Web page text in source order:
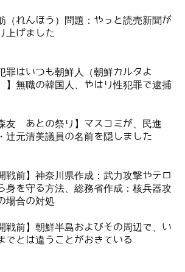
（れんほう）問題：やっと読売新聞が
上げました
罪はいつも朝鮮人（朝鮮カルタよ
】無職の韓国人、やはり性犯罪で逮捕
友 あとの祭り】マスコミが、民進
辻元清美議員の名前を隠しました
戦前】神奈川県作成：武力攻撃やテロ
身を守る方法、総務省作成：核兵器攻
場合の対処
戦前】朝鮮半島およびその周辺で、い
でとは違うことがおきている